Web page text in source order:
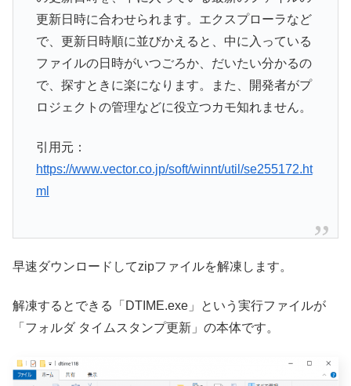
更新日時に合わせられます。エクスプローラなど
で、更新日時順に並びかえると、中に入っている
ファイルの日時がいつごろか、だいたい分かるの
で、探すときに楽になります。また、開発者がプ
ロジェクトの管理などに役立つカモ知れません。
引用元：
https://www.vector.co.jp/soft/winnt/util/se255172.ht
ml
早速ダウンロードしてzipファイルを解凍します。
解凍するとできる「DTIME.exe」という実行ファイルが
「フォルダ タイムスタンプ更新」の本体です。